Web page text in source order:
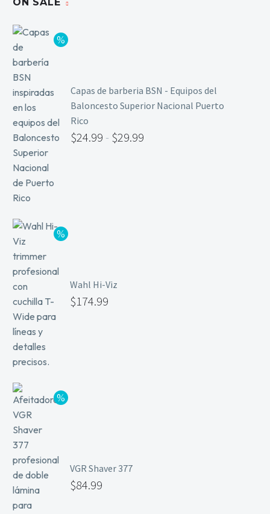
ON SALE
Capas de barberia BSN - Equipos del
Baloncesto Superior Nacional Puerto
Rico
$24.99 - $29.99
Wahl Hi-Viz
$174.99
VGR Shaver 377
$84.99